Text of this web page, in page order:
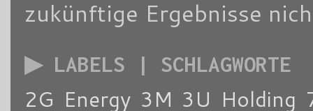
zukünftige Ergebnisse
▶ LABELS | SCHLAGWORTE
2G Energy 3M 3U Holding